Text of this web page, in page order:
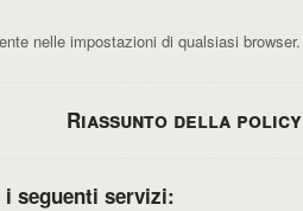
nelle impostazioni di qualsiasi browser.
Riassunto della policy
seguenti servizi: